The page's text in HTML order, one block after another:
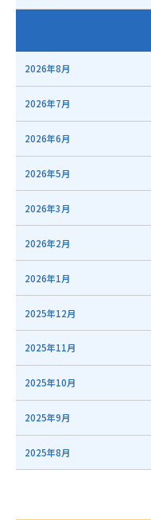
2026年8月
2026年7月
2026年6月
2026年5月
2026年3月
2026年2月
2026年1月
2025年12月
2025年11月
2025年10月
2025年9月
2025年8月